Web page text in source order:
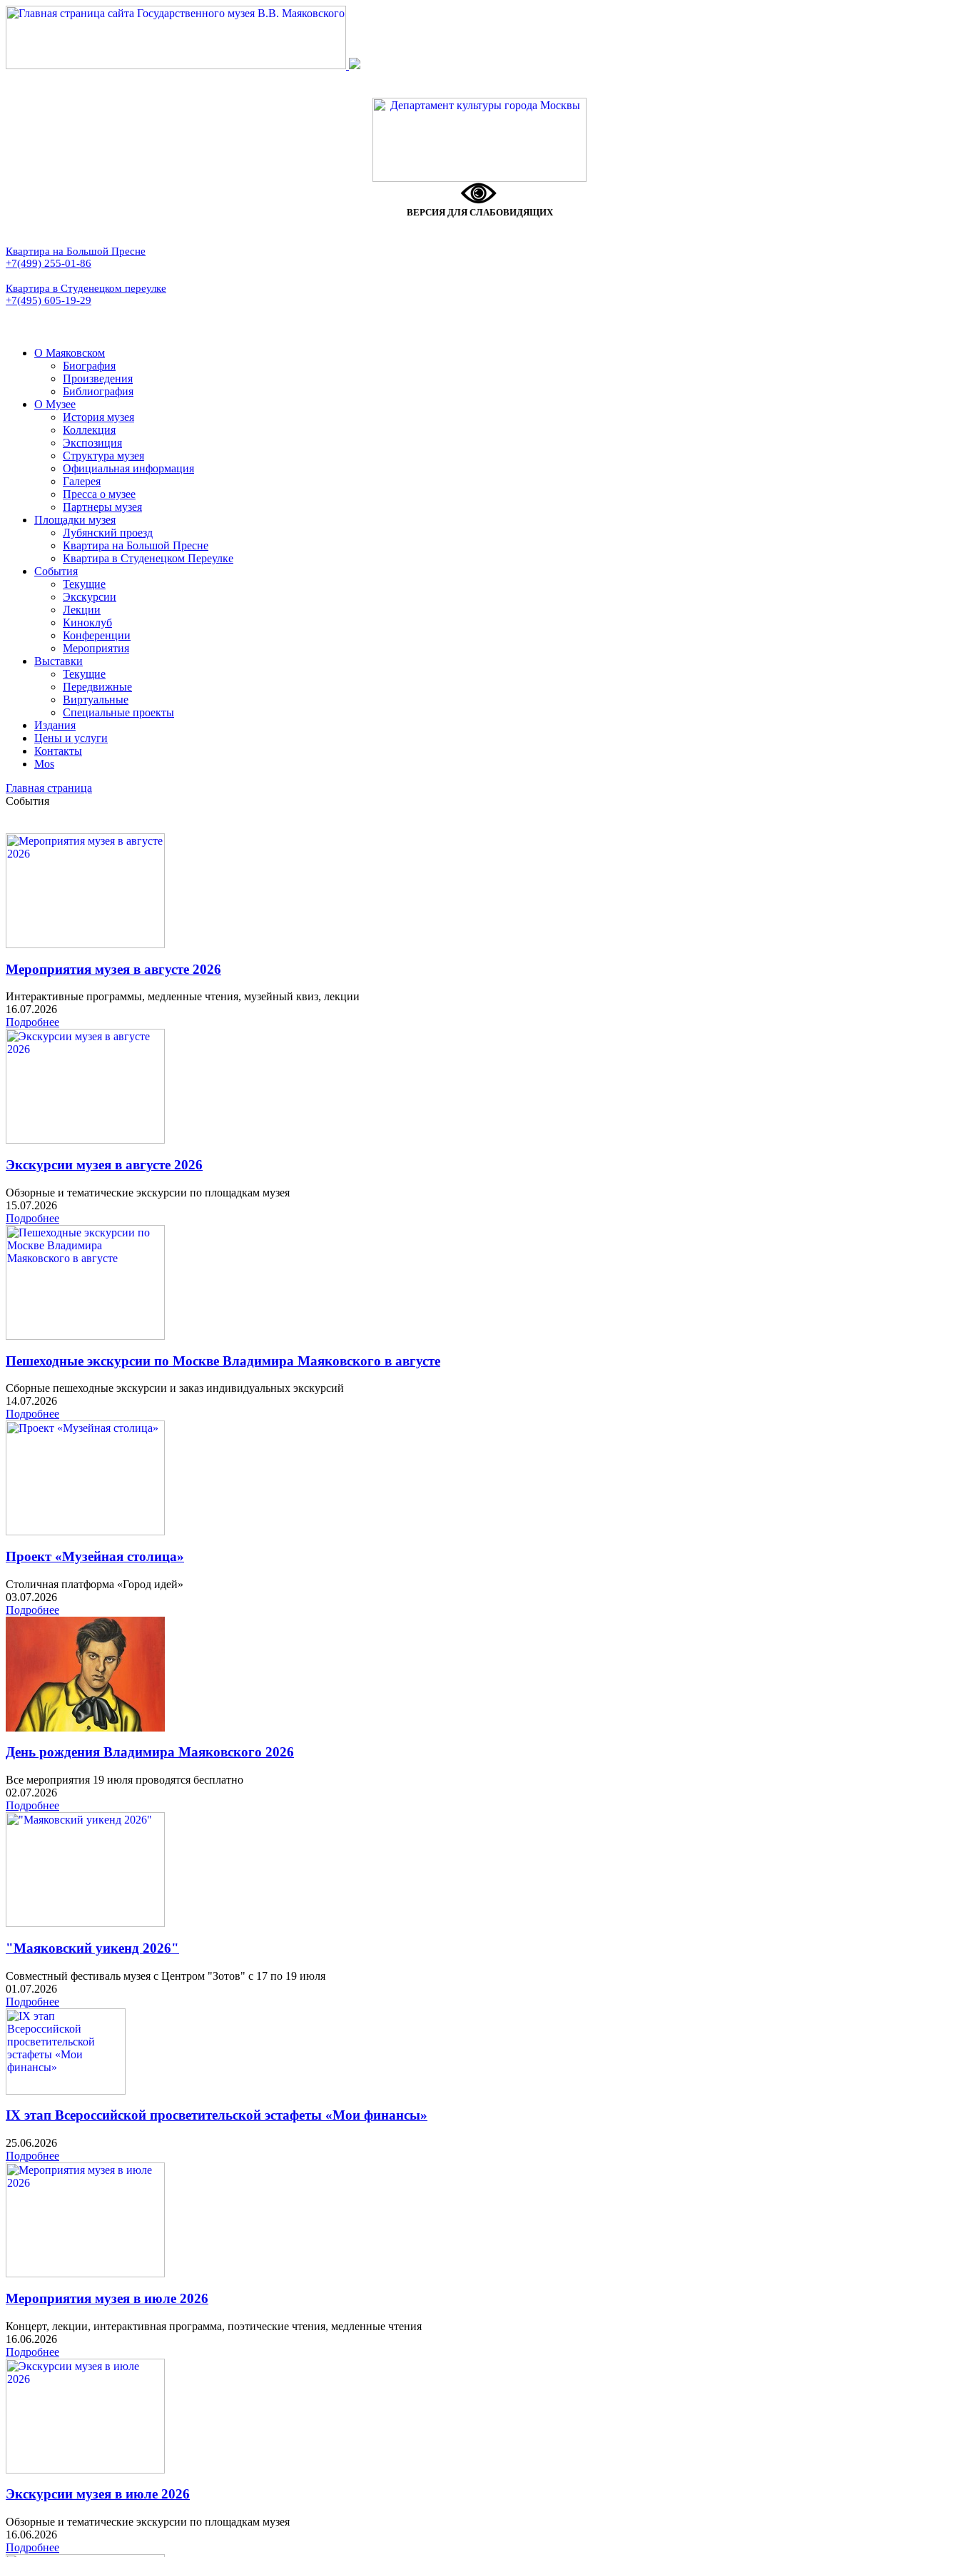
ВЕРСИЯ ДЛЯ СЛАБОВИДЯЩИХ
Квартира на Большой Пресне
+7(499) 255-01-86
Квартира в Студенецком переулке
+7(495) 605-19-29
О Маяковском
Биография
Произведения
Библиография
О Музее
История музея
Коллекция
Экспозиция
Структура музея
Официальная информация
Галерея
Пресса о музее
Партнеры музея
Площадки музея
Лубянский проезд
Квартира на Большой Пресне
Квартира в Студенецком Переулке
События
Текущие
Экскурсии
Лекции
Киноклуб
Конференции
Мероприятия
Выставки
Текущие
Передвижные
Виртуальные
Специальные проекты
Издания
Цены и услуги
Контакты
Mos
Главная страница
События
Мероприятия музея в августе 2026
Интерактивные программы, медленные чтения, музейный квиз, лекции
16.07.2026
Подробнее
Экскурсии музея в августе 2026
Обзорные и тематические экскурсии по площадкам музея
15.07.2026
Подробнее
Пешеходные экскурсии по Москве Владимира Маяковского в августе
Сборные пешеходные экскурсии и заказ индивидуальных экскурсий
14.07.2026
Подробнее
Проект «Музейная столица»
Столичная платформа «Город идей»
03.07.2026
Подробнее
День рождения Владимира Маяковского 2026
Все мероприятия 19 июля проводятся бесплатно
02.07.2026
Подробнее
"Маяковский уикенд 2026"
Совместный фестиваль музея с Центром "Зотов" с 17 по 19 июля
01.07.2026
Подробнее
IX этап Всероссийской просветительской эстафеты «Мои финансы»
25.06.2026
Подробнее
Мероприятия музея в июле 2026
Концерт, лекции, интерактивная программа, поэтические чтения, медленные чтения
16.06.2026
Подробнее
Экскурсии музея в июле 2026
Обзорные и тематические экскурсии по площадкам музея
16.06.2026
Подробнее